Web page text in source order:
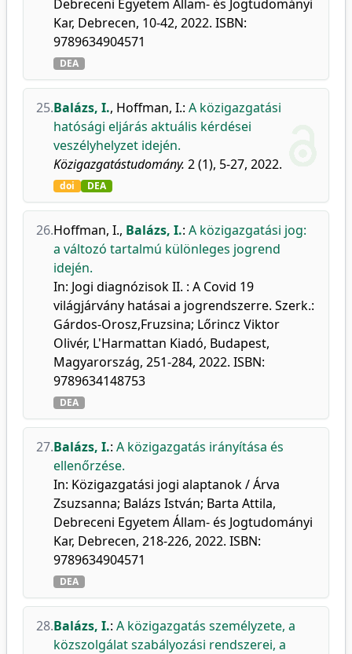
Debreceni Egyetem Állam- és Jogtudományi
Kar, Debrecen, 10-42, 2022. ISBN:
9789634904571
DEA
25.Balázs, I., Hoffman, I.: A közigazgatási
hatósági eljárás aktuális kérdései
veszélyhelyzet idején.
Közigazgatástudomány. 2 (1), 5-27, 2022.
doi DEA
26.Hoffman, I., Balázs, I.: A közigazgatási jog:
a változó tartalmú különleges jogrend
idején.
In: Jogi diagnózisok II. : A Covid 19
világjárvány hatásai a jogrendszerre. Szerk.:
Gárdos-Orosz,Fruzsina; Lőrincz Viktor
Olivér, L'Harmattan Kiadó, Budapest,
Magyarország, 251-284, 2022. ISBN:
9789634148753
DEA
27.Balázs, I.: A közigazgatás irányítása és
ellenőrzése.
In: Közigazgatási jogi alaptanok / Árva
Zsuzsanna; Balázs István; Barta Attila,
Debreceni Egyetem Állam- és Jogtudományi
Kar, Debrecen, 218-226, 2022. ISBN:
9789634904571
DEA
28.Balázs, I.: A közigazgatás személyzete, a
közszolgálat szabályozási rendszerei, a